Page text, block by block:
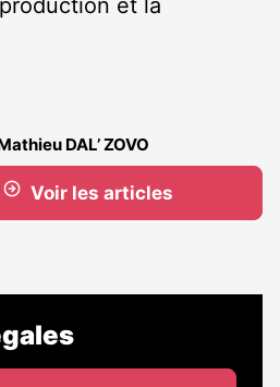
et la
DAL’ ZOVO
Voir les articles